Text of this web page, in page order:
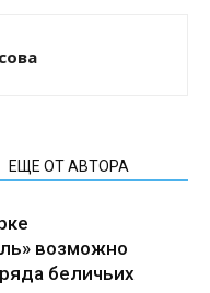
ЕЩЕ ОТ АВТОРА
возможно
беличьих